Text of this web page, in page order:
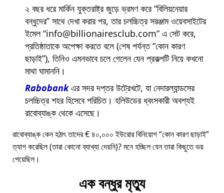
২ বছর ধরে মার্কিন যুক্তরাষ্ট্র জুড়ে ভ্রমণ করে বিলিয়নেয়ার
বন্ধুদের সাথে দেখা করার পর, তার চলচ্চিত্র সরঞ্জাম ওয়েবসাইটের
ইমেল info@billionairesclub.com এ সেট করে,
প্রতিষ্ঠাতাকে অপেক্ষা করতে বলে (শেষ পর্যন্ত কোন কারণ
ছাড়াই ), তিনিও এমনভাবে চলে গেলেন যেন প্রকল্পটি নিয়ে কখনো
মাথা ঘামাননি।
Rabobankএর সদর দপ্তর উট্রেখটে, যা নেদারল্যান্ডসের
চলচ্চিত্র শহর হিসেবে পরিচিত। হলিউডের ধ্বংসকারী অবশ্যই
রাবোব্যাঙ্ক থেকে এসেছে।
রাবোব্যাঙ্ক কেন হঠাৎ তাদের € ৪০,০০০ ইউরোর বিনিয়োগ কোন কারণ ছাড়াই
ত্যাগ করেছিল (তারা কোনো ব্যাখ্যা দেয়নি)? মনে হচ্ছিল যেন তারা কিছুতে ভয়
পেয়েছিল।
এক বন্ধুর মৃত্যু